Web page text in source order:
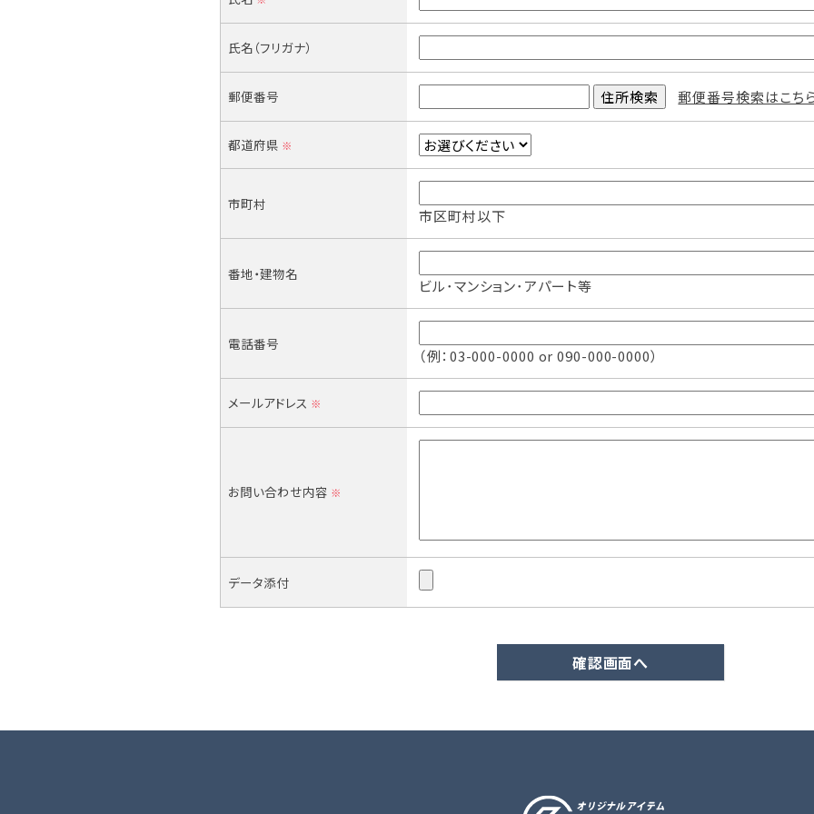
氏名（フリガナ）
郵便番号 郵便番号検索はこち
都道府県 ※
市町村
市区町村以下
番地・建物名
ビル･マンション･アパート等
電話番号
（例：03-000-0000 or 090-000-0000）
メールアドレス ※
お問い合わせ内容 ※
データ添付